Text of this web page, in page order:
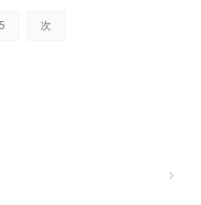
返しと空白の規約を適用す
ース全体の一貫性を強化す
、準備もpomに書いて実
5 次